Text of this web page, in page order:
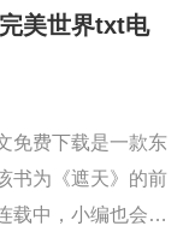
站，新章节出来，
。小说简...
美世界txt电
免费下载是一款东
书为《遮天》的前
载中，小编也会不